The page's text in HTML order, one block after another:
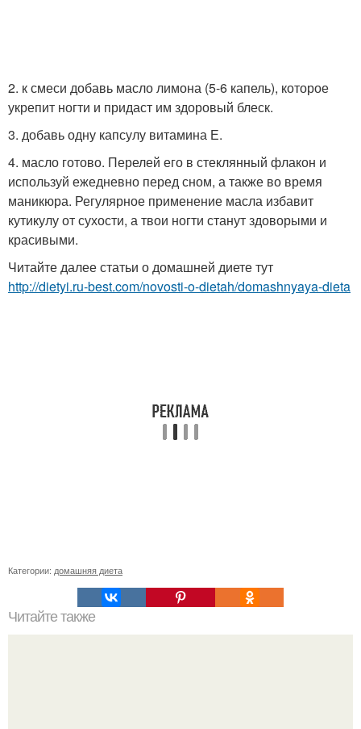
2. к смеси добавь масло лимона (5-6 капель), которое
укрепит ногти и придаст им здоровый блеск.
3. добавь одну капсулу витамина Е.
4. масло готово. Перелей его в стеклянный флакон и
используй ежедневно перед сном, а также во время
маникюра. Регулярное применение масла избавит
кутикулу от сухости, а твои ногти станут здоворыми и
красивыми.
Читайте далее статьи о домашней диете тут
http://dietyi.ru-best.com/novosti-o-dietah/domashnyaya-dieta
Категории: домашняя диета
Читайте также